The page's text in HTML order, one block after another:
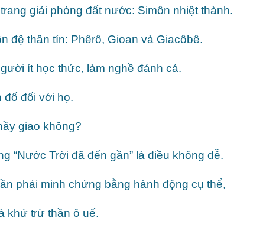
giải phóng đất nước: Simôn nhiệt thành.
đệ thân tín: Phêrô, Gioan và Giacôbê.
ít học thức, làm nghề đánh cá.
đố đối với họ.
giao không?
“Nước Trời đã đến gần” là điều không dễ.
phải minh chứng bằng hành động cụ thể,
khử trừ thần ô uế.